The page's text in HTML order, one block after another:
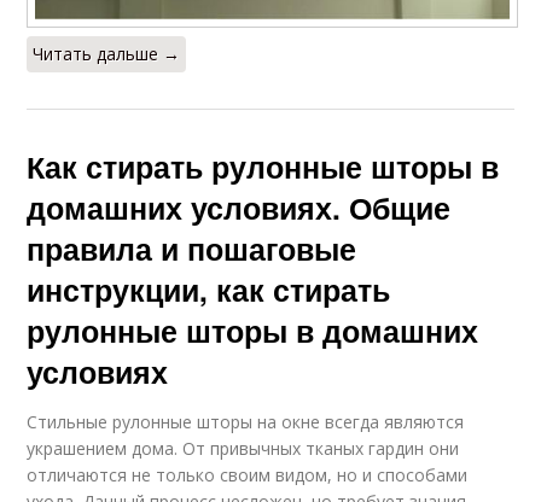
Читать дальше →
Как стирать рулонные шторы в
домашних условиях. Общие
правила и пошаговые
инструкции, как стирать
рулонные шторы в домашних
условиях
Стильные рулонные шторы на окне всегда являются
украшением дома. От привычных тканых гардин они
отличаются не только своим видом, но и способами